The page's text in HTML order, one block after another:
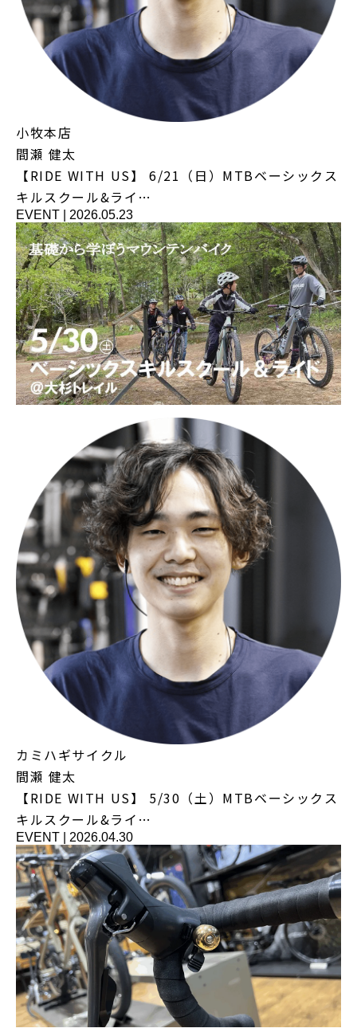
小牧本店
間瀬 健太
【RIDE WITH US】 6/21（日）MTBベーシックス
キルスクール&ライ…
EVENT 2026.05.23
カミハギサイクル
間瀬 健太
【RIDE WITH US】 5/30（土）MTBベーシックス
キルスクール&ライ…
EVENT 2026.04.30